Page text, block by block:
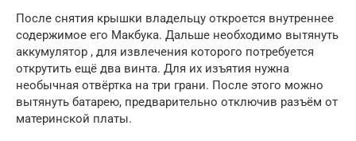
После снятия крышки владельцу откроется внутреннее
содержимое его Макбука. Дальше необходимо вытянуть
аккумулятор , для извлечения которого потребуется
открутить ещё два винта. Для их изъятия нужна
необычная отвёртка на три грани. После этого можно
вытянуть батарею, предварительно отключив разъём от
материнской платы.